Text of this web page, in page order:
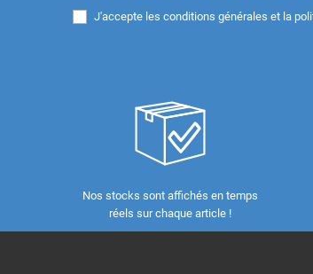
J'accepte les conditions générales et la
Nos stocks sont affichés en temps
réels sur chaque article !